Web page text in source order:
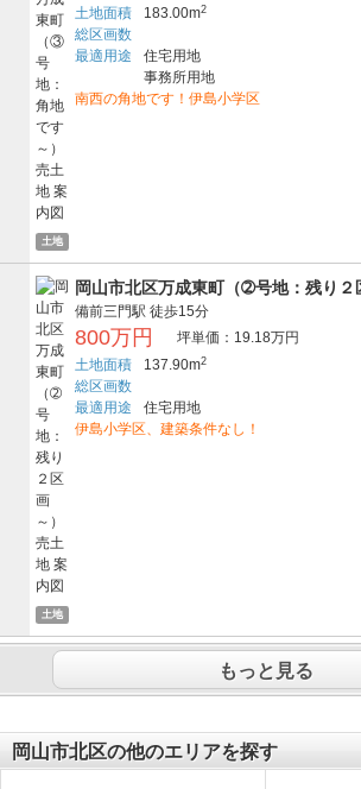
土地
土地面積
183.00m2
総区画数
最適用途
住宅用地
事務所用地
南西の角地です！伊島小学区
土地
岡山市北区万成東町（➁号地：残り２
備前三門駅 徒歩15分
800万円
坪単価：19.18万円
土地面積
137.90m2
総区画数
最適用途
住宅用地
伊島小学区、建築条件なし！
もっと見る
岡山市北区の他のエリアを探す